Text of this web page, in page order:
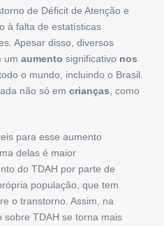
de Déficit de Atenção e
à falta de estatísticas
Apesar disso, diversos
um aumento significativo nos
o mundo, incluindo o Brasil.
não só em crianças, como
para esse aumento
delas é maior
do TDAH por parte de
população, que tem
o transtorno. Assim, na
sobre TDAH se torna mais